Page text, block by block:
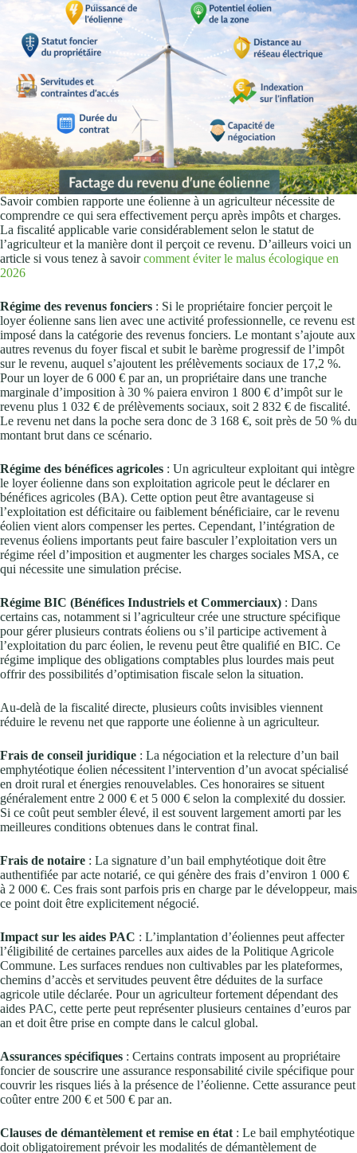
Savoir combien rapporte une éolienne à un agriculteur nécessite de
comprendre ce qui sera effectivement perçu après impôts et charges.
La fiscalité applicable varie considérablement selon le statut de
l’agriculteur et la manière dont il perçoit ce revenu. D’ailleurs voici un
article si vous tenez à savoircomment éviter le malus écologique en
2026
Régime des revenus fonciers : Si le propriétaire foncier perçoit le
loyer éolienne sans lien avec une activité professionnelle, ce revenu est
imposé dans la catégorie des revenus fonciers. Le montant s’ajoute aux
autres revenus du foyer fiscal et subit le barème progressif de l’impôt
sur le revenu, auquel s’ajoutent les prélèvements sociaux de 17,2 %.
Pour un loyer de 6 000 € par an, un propriétaire dans une tranche
marginale d’imposition à 30 % paiera environ 1 800 € d’impôt sur le
revenu plus 1 032 € de prélèvements sociaux, soit 2 832 € de fiscalité.
Le revenu net dans la poche sera donc de 3 168 €, soit près de 50 % du
montant brut dans ce scénario.
Régime des bénéfices agricoles : Un agriculteur exploitant qui intègre
le loyer éolienne dans son exploitation agricole peut le déclarer en
bénéfices agricoles (BA). Cette option peut être avantageuse si
l’exploitation est déficitaire ou faiblement bénéficiaire, car le revenu
éolien vient alors compenser les pertes. Cependant, l’intégration de
revenus éoliens importants peut faire basculer l’exploitation vers un
régime réel d’imposition et augmenter les charges sociales MSA, ce
qui nécessite une simulation précise.
Régime BIC (Bénéfices Industriels et Commerciaux) : Dans
certains cas, notamment si l’agriculteur crée une structure spécifique
pour gérer plusieurs contrats éoliens ou s’il participe activement à
l’exploitation du parc éolien, le revenu peut être qualifié en BIC. Ce
régime implique des obligations comptables plus lourdes mais peut
offrir des possibilités d’optimisation fiscale selon la situation.
Au-delà de la fiscalité directe, plusieurs coûts invisibles viennent
réduire le revenu net que rapporte une éolienne à un agriculteur.
Frais de conseil juridique : La négociation et la relecture d’un bail
emphytéotique éolien nécessitent l’intervention d’un avocat spécialisé
en droit rural et énergies renouvelables. Ces honoraires se situent
généralement entre 2 000 € et 5 000 € selon la complexité du dossier.
Si ce coût peut sembler élevé, il est souvent largement amorti par les
meilleures conditions obtenues dans le contrat final.
Frais de notaire : La signature d’un bail emphytéotique doit être
authentifiée par acte notarié, ce qui génère des frais d’environ 1 000 €
à 2 000 €. Ces frais sont parfois pris en charge par le développeur, mais
ce point doit être explicitement négocié.
Impact sur les aides PAC : L’implantation d’éoliennes peut affecter
l’éligibilité de certaines parcelles aux aides de la Politique Agricole
Commune. Les surfaces rendues non cultivables par les plateformes,
chemins d’accès et servitudes peuvent être déduites de la surface
agricole utile déclarée. Pour un agriculteur fortement dépendant des
aides PAC, cette perte peut représenter plusieurs centaines d’euros par
an et doit être prise en compte dans le calcul global.
Assurances spécifiques : Certains contrats imposent au propriétaire
foncier de souscrire une assurance responsabilité civile spécifique pour
couvrir les risques liés à la présence de l’éolienne. Cette assurance peut
coûter entre 200 € et 500 € par an.
Clauses de démantèlement et remise en état : Le bail emphytéotique
doit obligatoirement prévoir les modalités de démantèlement de